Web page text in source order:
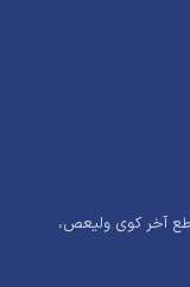
آخر کوی ولیعص،